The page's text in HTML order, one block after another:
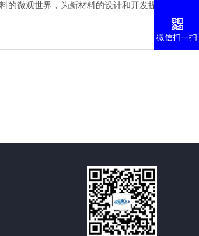
微观世界，为新材料的设计和开发提
微信扫一扫